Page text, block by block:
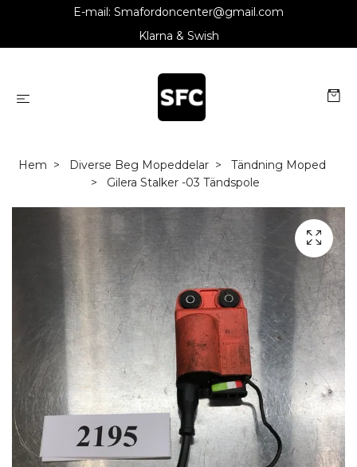
E-mail: Smafordoncenter@gmail.com
Klarna & Swish
Hem Diverse Beg Mopeddelar
Tändning Moped
Gilera Stalker -03 Tändspole